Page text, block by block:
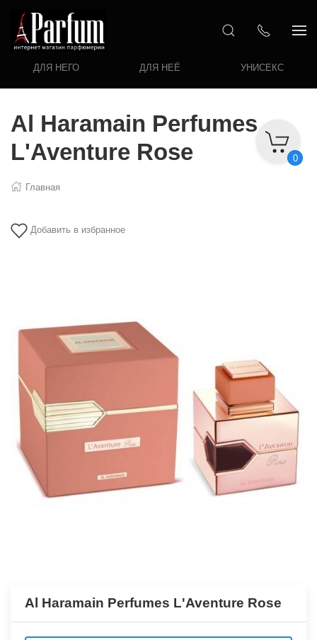
ДЛЯ НЕГО ДЛЯ НЕЁ УНИСЕКС
0
Al Haramain Perfumes
L'Aventure Rose
Главная
Добавить в избранное
Al Haramain Perfumes L'Aventure Rose